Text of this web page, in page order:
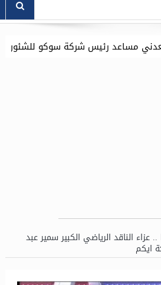
سوكو للشئون الادارية .. وموقع
.. عزاء الناقد الرياضي الكبير سمير عبد
ايكم